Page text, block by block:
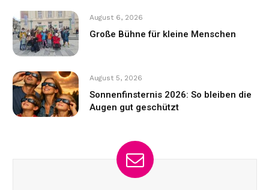
August 6, 2026
Große Bühne für kleine Menschen
August 5, 2026
Sonnenfinsternis 2026: So bleiben die
Augen gut geschützt